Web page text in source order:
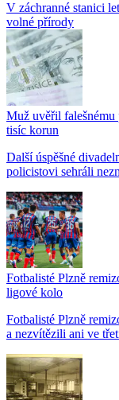
V záchranné stanici
volné přírody
Muž uvěřil
tisíc korun
Další úspěšné
policistovi sehráli
Fotbalisté Plzně
ligové kolo
Fotbalisté Plzně
a nezvítězili ani ve